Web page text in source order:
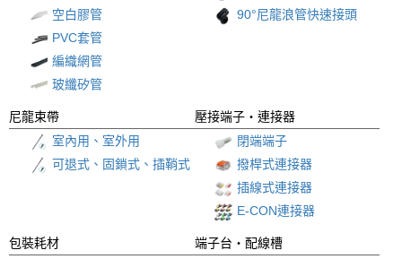
空白膠管
PVC套管
編織網管
玻纖矽管
90°尼龍浪管快速接頭
尼龍束帶
室內用、室外用
可退式、固鎖式、插鞘式
壓接端子・連接器
閉端端子
撥桿式連接器
插線式連接器
E-CON連接器
包裝耗材
端子台 ・配線槽